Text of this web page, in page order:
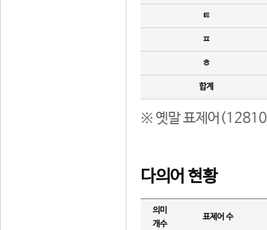
ㅌ
ㅍ
ㅎ
합계
※ 옛말 표제어(12810
다의어 현황
의미
개수
표제어 수